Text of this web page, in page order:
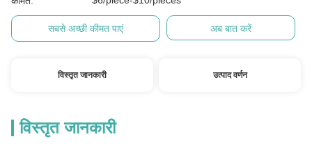
सबसे अच्छी कीमत पाएं अब बात करें
विस्तृत जानकारी उत्पाद वर्णन
विस्तृत जानकारी